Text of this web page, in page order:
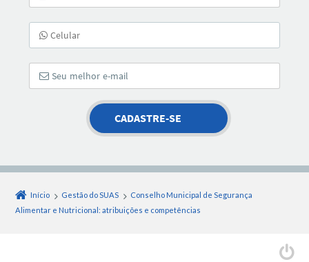
Início Gestão do SUAS
Conselho Municipal de Segurança
Alimentar e Nutricional: atribuições e competências